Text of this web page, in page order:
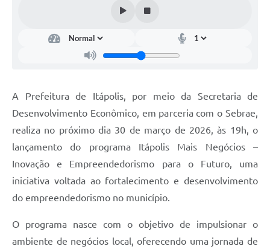
Feriados Municipais
Bairros Rurais
Galeria de Fotos
Ouvidoria Municipal
Audiências Públicas
A Prefeitura de Itápolis, por meio da Secretaria de
Desenvolvimento Econômico, em parceria com o Sebrae,
realiza no próximo dia 30 de março de 2026, às 19h, o
lançamento do programa Itápolis Mais Negócios –
Inovação e Empreendedorismo para o Futuro, uma
iniciativa voltada ao fortalecimento e desenvolvimento
do empreendedorismo no município.
O programa nasce com o objetivo de impulsionar o
ambiente de negócios local, oferecendo uma jornada de